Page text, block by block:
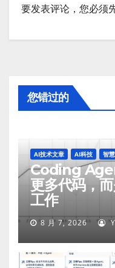
要发表评论，您必须
您错过的
AI技术文章 AI科技 智
Coding
更多代码，
工作
8 月 7, 2026